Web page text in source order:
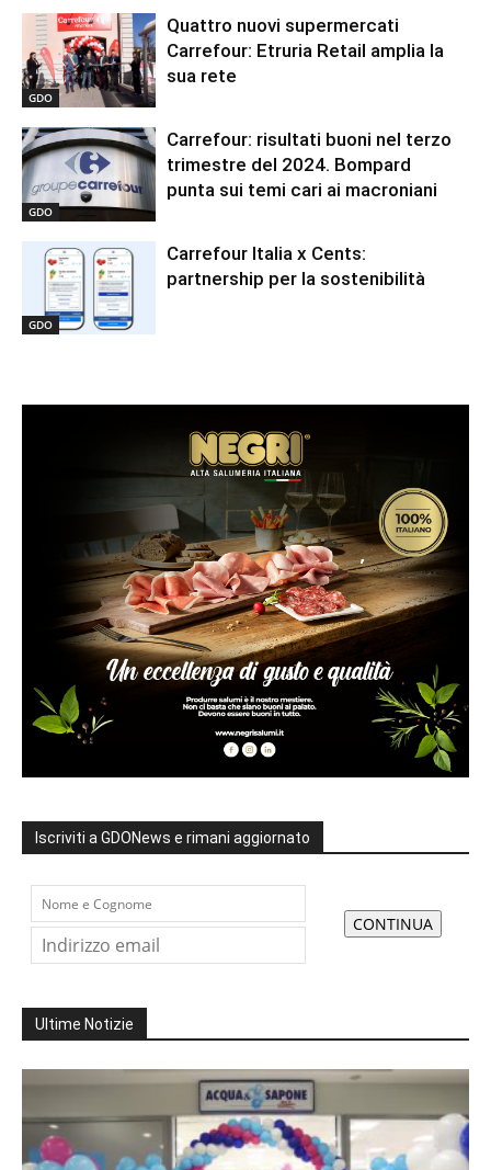
GDO
Quattro nuovi supermercati
Carrefour: Etruria Retail amplia la
sua rete
GDO
Carrefour: risultati buoni nel terzo
trimestre del 2024. Bompard
punta sui temi cari ai macroniani
GDO
Carrefour Italia x Cents:
partnership per la sostenibilità
Iscriviti a GDONews e rimani aggiornato
Ultime Notizie